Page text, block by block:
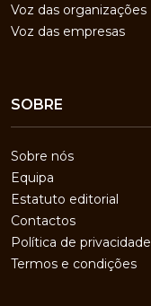
Voz das organizações
Voz das empresas
SOBRE
Sobre nós
Equipa
Estatuto editorial
Contactos
Política de privacidade
Termos e condições